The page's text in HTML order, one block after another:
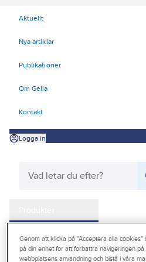
Aktuellt
Nya artiklar
Publikationer
Om Gelia
Kontakt
Logga in
Outlet
Gelia Produkter Personligt skydd
Genom att klicka på "Acceptera alla
på din enhet för att förbättra navigeringen
webbplatsens användning och bistå i våra